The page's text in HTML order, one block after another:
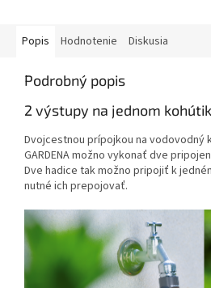
Popis Hodnotenie Diskusia
Podrobný popis
2 výstupy na jednom
Dvojcestnou prípojkou na vodovodný
GARDENA možno vykonať dve
Dve hadice tak možno pripojiť k
nutné ich prepojovať.